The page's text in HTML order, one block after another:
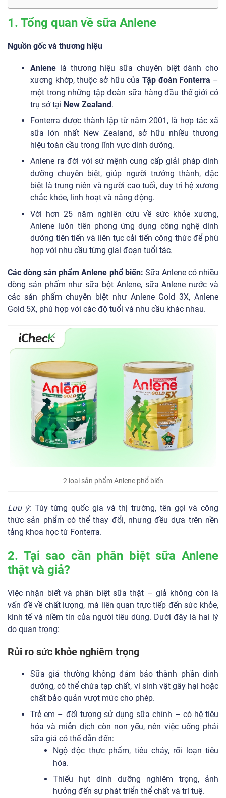
1. Tổng quan về sữa Anlene
Nguồn gốc và thương hiệu
Anlene là thương hiệu sữa chuyên biệt dành cho
xương khớp, thuộc sở hữu của Tập đoàn Fonterra –
một trong những tập đoàn sữa hàng đầu thế giới có
trụ sở tại New Zealand.
Fonterra được thành lập từ năm 2001, là hợp tác xã
sữa lớn nhất New Zealand, sở hữu nhiều thương
hiệu toàn cầu trong lĩnh vực dinh dưỡng.
Anlene ra đời với sứ mệnh cung cấp giải pháp dinh
dưỡng chuyên biệt, giúp người trưởng thành, đặc
biệt là trung niên và người cao tuổi, duy trì hệ xương
chắc khỏe, linh hoạt và năng động.
Với hơn 25 năm nghiên cứu về sức khỏe xương,
Anlene luôn tiên phong ứng dụng công nghệ dinh
dưỡng tiên tiến và liên tục cải tiến công thức để phù
hợp với nhu cầu từng giai đoạn tuổi tác.
Các dòng sản phẩm Anlene phổ biến: Sữa Anlene có nhiều
dòng sản phẩm như sữa bột Anlene, sữa Anlene nước và
các sản phẩm chuyên biệt như Anlene Gold 3X, Anlene
Gold 5X, phù hợp với các độ tuổi và nhu cầu khác nhau.
2 loại sản phẩm Anlene phổ biến
Lưu ý: Tùy từng quốc gia và thị trường, tên gọi và công
thức sản phẩm có thể thay đổi, nhưng đều dựa trên nền
tảng khoa học từ Fonterra.
2. Tại sao cần phân biệt sữa Anlene
thật và giả?
Việc nhận biết và phân biệt sữa thật – giả không còn là
vấn đề về chất lượng, mà liên quan trực tiếp đến sức khỏe,
kinh tế và niềm tin của người tiêu dùng. Dưới đây là hai lý
do quan trọng:
Rủi ro sức khỏe nghiêm trọng
Sữa giả thường không đảm bảo thành phần dinh
dưỡng, có thể chứa tạp chất, vi sinh vật gây hại hoặc
chất bảo quản vượt mức cho phép.
Trẻ em – đối tượng sử dụng sữa chính – có hệ tiêu
hóa và miễn dịch còn non yếu, nên việc uống phải
sữa giả có thể dẫn đến:
Ngộ độc thực phẩm, tiêu chảy, rối loạn tiêu
hóa.
Thiếu hụt dinh dưỡng nghiêm trọng, ảnh
hưởng đến sự phát triển thể chất và trí tuệ.